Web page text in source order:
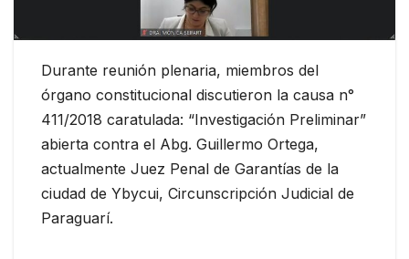
Durante reunión plenaria, miembros del
órgano constitucional discutieron la causa n°
411/2018 caratulada: “Investigación Preliminar”
abierta contra el Abg. Guillermo Ortega,
actualmente Juez Penal de Garantías de la
ciudad de Ybycui, Circunscripción Judicial de
Paraguarí.